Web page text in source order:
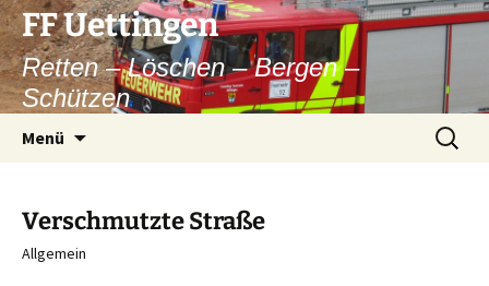
Zum
Inhalt
springen
FF Uettingen
Retten – Löschen – Bergen –
Schützen
Menü
Suchen
nach:
Verschmutzte Straße
Allgemein